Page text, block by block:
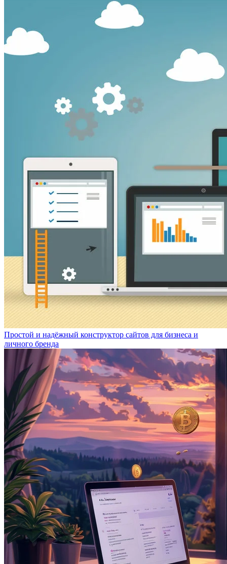
Простой и надёжный конструктор сайтов для бизнеса и
личного бренда